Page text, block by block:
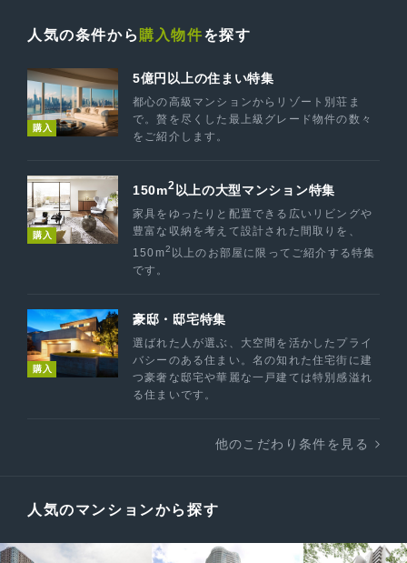
人気の条件から 購入物件を探す
購入
5億円以上の住まい特集
都心の高級マンションからリゾート別荘ま
で。贅を尽くした最上級グレード物件の数々
をご紹介します。
購入
150m2 以上の大型マンション特集
家具をゆったりと配置できる広いリビングや
豊富な収納を考えて設計された間取りを、
150m2 以上のお部屋に限ってご紹介する特集
です。
購入
豪邸・邸宅特集
選ばれた人が選ぶ、大空間を活かしたプライ
バシーのある住まい。名の知れた住宅街に建
つ豪奢な邸宅や華麗な一戸建ては特別感溢れ
る住まいです。
他のこだわり条件を見る
人気のマンションから探す